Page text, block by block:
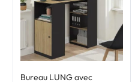
Bureau LUNG avec